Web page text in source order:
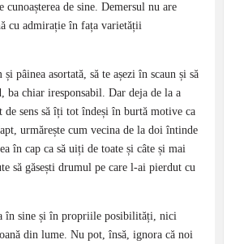
de sine. Demersul nu are
cu admirație în fața varietății
pâinea asortată, să te așezi în scaun și să
ba chiar iresponsabil. Dar deja de la a
sens să îți tot îndeși în burtă motive ca
urmărește cum vecina de la doi întinde
în cap ca să uiți de toate și câte și mai
să găsești drumul pe care l-ai pierdut cu
în sine și în propriile posibilități, nici
din lume. Nu pot, însă, ignora că noi